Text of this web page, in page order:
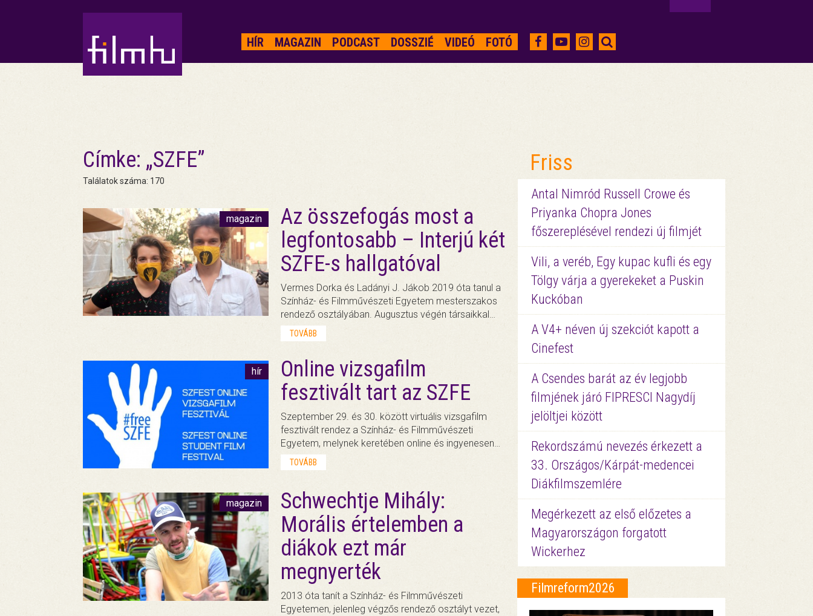
HÍR MAGAZIN PODCAST DOSSZIÉ VIDEÓ FOTÓ
Címke: „SZFE”
Találatok száma: 170
magazin
Az összefogás most a
legfontosabb – Interjú két
SZFE-s hallgatóval
Vermes Dorka és Ladányi J. Jákob 2019 óta tanul a
Színház- és Filmművészeti Egyetem mesterszakos
rendező osztályában. Augusztus végén társaikkal…
TOVÁBB
hír
Online vizsgafilm
fesztivált tart az SZFE
Szeptember 29. és 30. között virtuális vizsgafilm
fesztivált rendez a Színház- és Filmművészeti
Egyetem, melynek keretében online és ingyenesen…
TOVÁBB
magazin
Schwechtje Mihály:
Morális értelemben a
diákok ezt már
megnyerték
2013 óta tanít a Színház- és Filmművészeti
Egyetemen, jelenleg végzős rendező osztályt vezet,
Friss
Antal Nimród Russell Crowe és
Priyanka Chopra Jones
főszereplésével rendezi új filmjét
Vili, a veréb, Egy kupac kufli és egy
Tölgy várja a gyerekeket a Puskin
Kuckóban
A V4+ néven új szekciót kapott a
Cinefest
A Csendes barát az év legjobb
filmjének járó FIPRESCI Nagydíj
jelöltjei között
Rekordszámú nevezés érkezett a
33. Országos/Kárpát-medencei
Diákfilmszemlére
Megérkezett az első előzetes a
Magyarországon forgatott
Wickerhez
Filmreform2026